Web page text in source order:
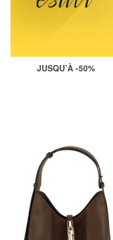
JUSQU’À -50%